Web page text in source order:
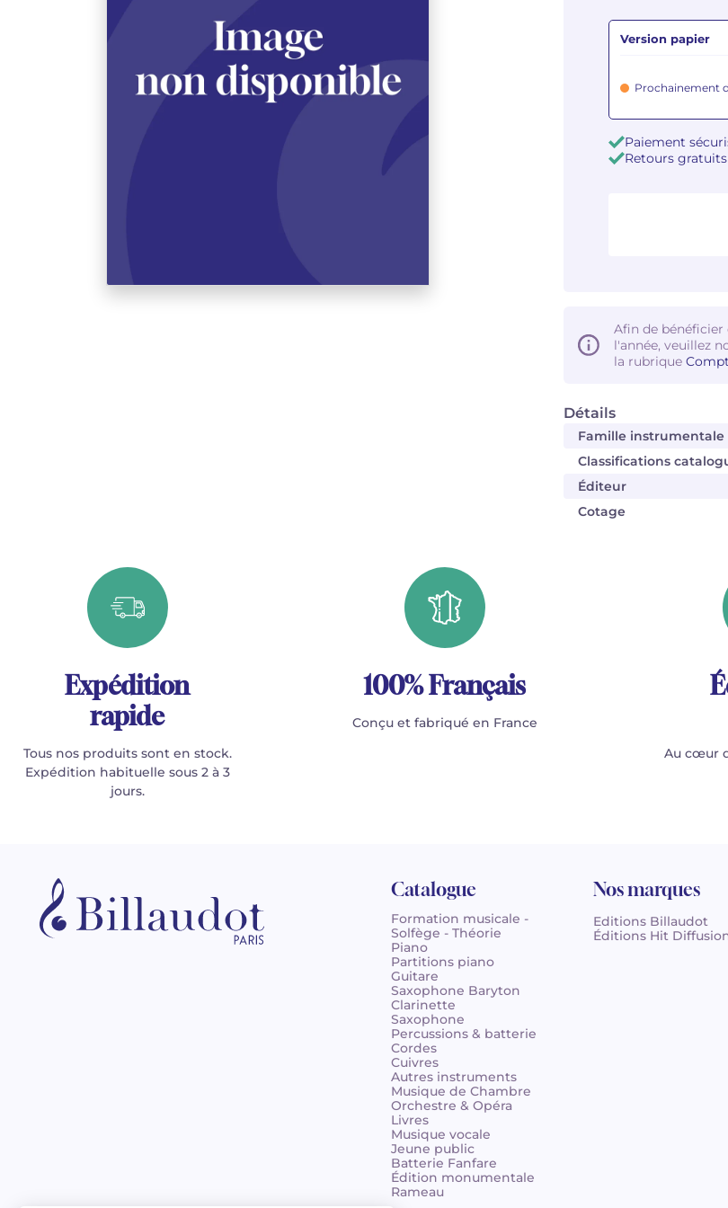
Détails
Famille instrumentale
Classifications
Éditeur
Cotage
Version papier
Prochainement
Paiement
Retours
Afin de bénéficier
l'année, veuillez
la rubrique
Expédition
rapide
Tous nos produits sont en stock.
Expédition habituelle sous 2 à 3
jours.
100% Français
Conçu et fabriqué en France
Au cœur
Catalogue
Formation musicale -
Solfège - Théorie
Piano
Partitions piano
Guitare
Saxophone Baryton
Clarinette
Saxophone
Percussions & batterie
Cordes
Cuivres
Autres instruments
Musique de Chambre
Orchestre & Opéra
Livres
Musique vocale
Jeune public
Batterie Fanfare
Édition monumentale
Rameau
Nos marques
Editions Billaudot
Éditions Hit